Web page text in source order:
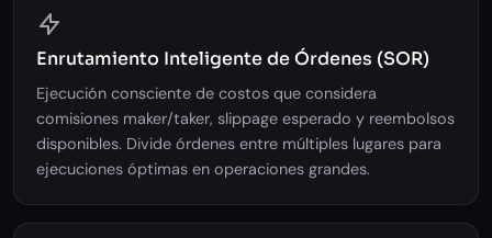
Enrutamiento Inteligente de Órdenes (SOR)
Ejecución consciente de costos que considera
comisiones maker/taker, slippage esperado y reembolsos
disponibles. Divide órdenes entre múltiples lugares para
ejecuciones óptimas en operaciones grandes.